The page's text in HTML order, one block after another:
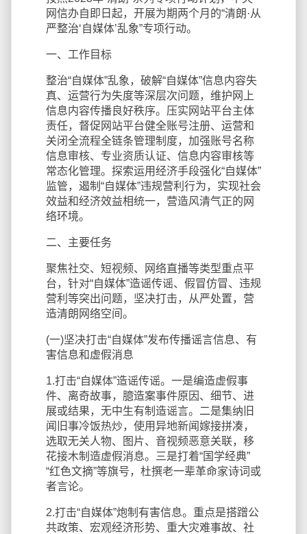
网信办自即日起，开展为期两个月的“清朗·从
严整治‘自媒体’乱象”专项行动。
一、工作目标
整治“自媒体”乱象，破解“自媒体”信息内容失
真、运营行为失度等深层次问题，维护网上
信息内容传播良好秩序。压实网站平台主体
责任，督促网站平台健全账号注册、运营和
关闭全流程全链条管理制度，加强账号名称
信息审核、专业资质认证、信息内容审核等
常态化管理。探索运用经济手段强化“自媒体”
监管，遏制“自媒体”违规营利行为，实现社会
效益和经济效益相统一，营造风清气正的网
络环境。
二、主要任务
聚焦社交、短视频、网络直播等类型重点平
台，针对“自媒体”造谣传谣、假冒仿冒、违规
营利等突出问题，坚决打击，从严处置，营
造清朗网络空间。
(一)坚决打击“自媒体”发布传播谣言信息、有
害信息和虚假消息
1.打击“自媒体”造谣传谣。一是编造虚假事
件、离奇故事，臆造案事件原因、细节、进
展或结果，无中生有制造谣言。二是集纳旧
闻旧事冷饭热炒，使用异地新闻嫁接拼凑，
选取无关人物、图片、音视频恶意关联，移
花接木制造虚假消息。三是打着“国学经典”
“红色文摘”等旗号，杜撰老一辈革命家诗词或
者言论。
2.打击“自媒体”炮制有害信息。重点是搭蹭公
共政策、宏观经济形势、重大灾难事故、社